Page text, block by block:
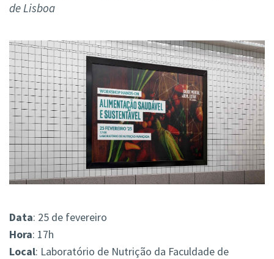
de Lisboa
Data: 25 de fevereiro
Hora: 17h
Local: Laboratório de Nutrição da Faculdade de